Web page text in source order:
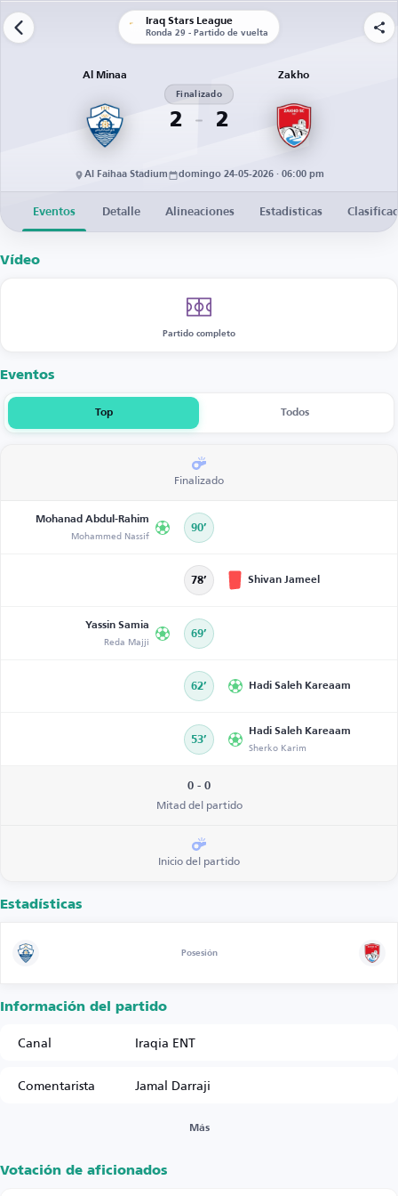
Iraq Stars League
Ronda 29 - Partido de vuelta
Al Minaa
2
Finalizado
2
Zakho
Al Faihaa Stadium domingo 24-05-2026 · 06:00 pm
Eventos Detalle Alineaciones Estadísticas
Vídeo
Partido completo
Eventos
Top Todos
Finalizado
Mohanad Abdul-Rahim
Mohammed Nassif 90’
78’ Shivan Jameel
Yassin Samia
Reda Majji 69’
62’ Hadi Saleh Kareaam
53’
Hadi Saleh Kareaam
Sherko Karim
0 - 0
Mitad del partido
Inicio del partido
Estadísticas
Posesión
Información del partido
Canal
Iraqia ENT
Comentarista
Jamal Darraji
Más
Votación de aficionados